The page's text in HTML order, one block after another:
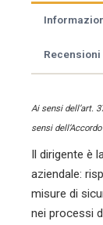
Recensioni
Ai sensi dell’art.
sensi
Il dirigente è
aziendale:
misure di
nei processi